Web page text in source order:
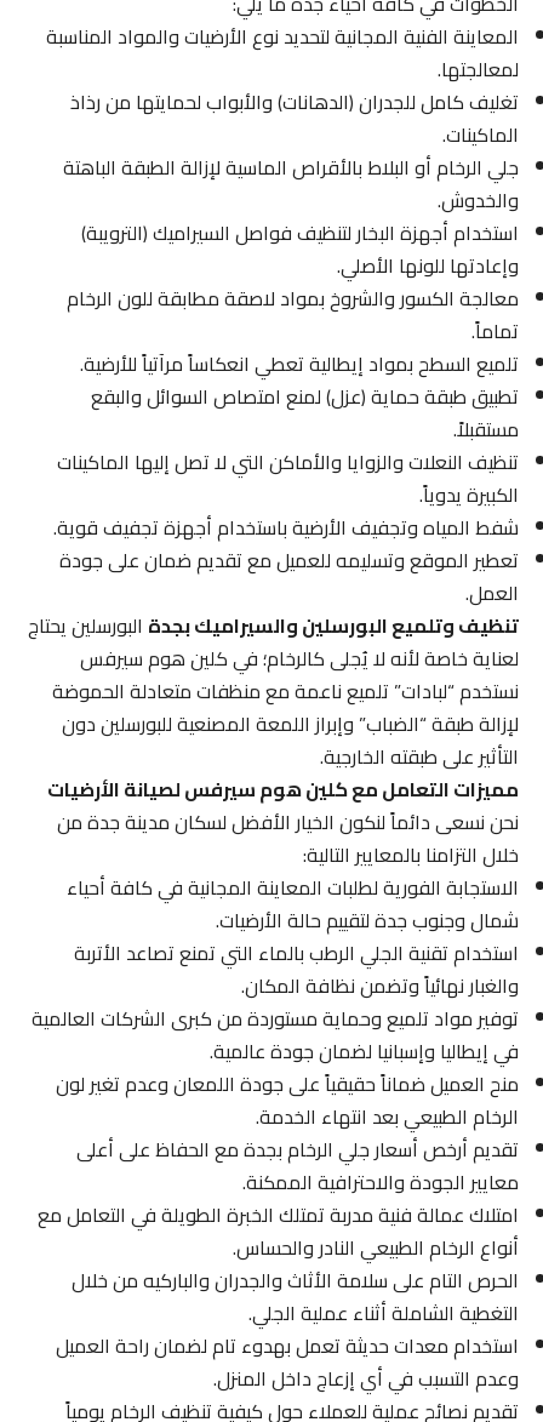
المعاينة الفنية المجانية لتحديد نوع الأرضيات والمواد المناسبة
لمعالجتها.
تغليف كامل للجدران (الدهانات) والأبواب لحمايتها من رذاذ
الماكينات.
جلي الرخام أو البلاط بالأقراص الماسية لإزالة الطبقة الباهتة
والخدوش.
استخدام أجهزة البخار لتنظيف فواصل السيراميك (الترويبة)
وإعادتها للونها الأصلي.
معالجة الكسور والشروخ بمواد لاصقة مطابقة للون الرخام
تماماً.
تلميع السطح بمواد إيطالية تعطي انعكاساً مرآتياً للأرضية.
تطبيق طبقة حماية (عزل) لمنع امتصاص السوائل والبقع
مستقبلاً.
تنظيف النعلات والزوايا والأماكن التي لا تصل إليها الماكينات
الكبيرة يدوياً.
شفط المياه وتجفيف الأرضية باستخدام أجهزة تجفيف قوية.
تعطير الموقع وتسليمه للعميل مع تقديم ضمان على جودة
العمل.
تنظيف وتلميع البورسلين والسيراميك بجدةالبورسلين يحتاج
لعناية خاصة لأنه لا يُجلى كالرخام؛ في كلين هوم سيرفس
نستخدم “لبادات” تلميع ناعمة مع منظفات متعادلة الحموضة
لإزالة طبقة “الضباب” وإبراز اللمعة المصنعية للبورسلين دون
التأثير على طبقته الخارجية.
مميزات التعامل مع كلين هوم سيرفس لصيانة الأرضيات
نحن نسعى دائماً لنكون الخيار الأفضل لسكان مدينة جدة من
خلال التزامنا بالمعايير التالية:
الاستجابة الفورية لطلبات المعاينة المجانية في كافة أحياء
شمال وجنوب جدة لتقييم حالة الأرضيات.
استخدام تقنية الجلي الرطب بالماء التي تمنع تصاعد الأتربة
والغبار نهائياً وتضمن نظافة المكان.
توفير مواد تلميع وحماية مستوردة من كبرى الشركات العالمية
في إيطاليا وإسبانيا لضمان جودة عالمية.
منح العميل ضماناً حقيقياً على جودة اللمعان وعدم تغير لون
الرخام الطبيعي بعد انتهاء الخدمة.
تقديم أرخص أسعار جلي الرخام بجدة مع الحفاظ على أعلى
معايير الجودة والاحترافية الممكنة.
امتلاك عمالة فنية مدربة تمتلك الخبرة الطويلة في التعامل مع
أنواع الرخام الطبيعي النادر والحساس.
الحرص التام على سلامة الأثاث والجدران والباركيه من خلال
التغطية الشاملة أثناء عملية الجلي.
استخدام معدات حديثة تعمل بهدوء تام لضمان راحة العميل
وعدم التسبب في أي إزعاج داخل المنزل.
تقديم نصائح عملية للعملاء حول كيفية تنظيف الرخام يومياً